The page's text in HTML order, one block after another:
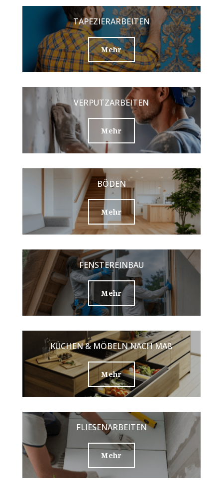
TAPEZIERARBEITEN
Mehr
VERPUTZARBEITEN
Mehr
BÖDEN
Mehr
FENSTEREINBAU
Mehr
KÜCHEN & MÖBELN NACH MAß
Mehr
FLIESENARBEITEN
Mehr